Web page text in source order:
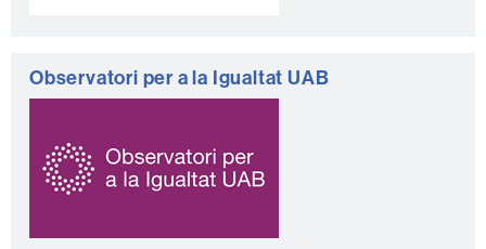
Observatori per a la Igualtat UAB